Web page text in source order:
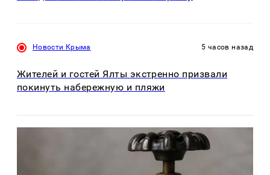
Новости Крыма 5 часов назад
Жителей и гостей Ялты экстренно призвали
покинуть набережную и пляжи